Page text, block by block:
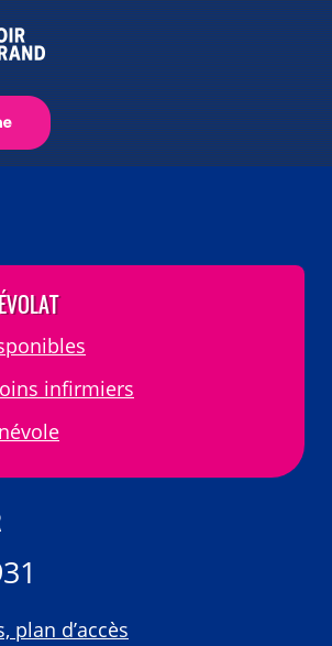
infirmiers
plan d’accès